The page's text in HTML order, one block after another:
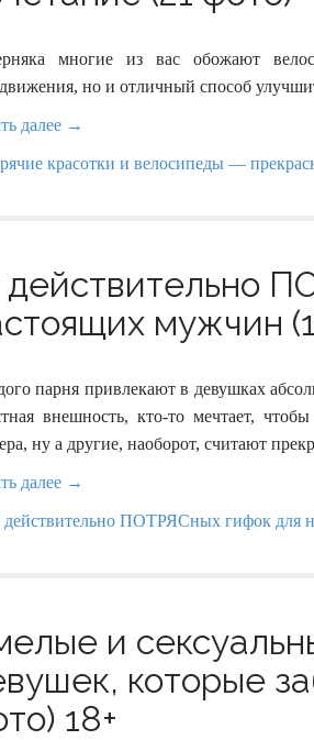
многие из вас обожают
но и отличный способ
далее →
действительно
мужчин
парня привлекают в девушках
внешность, кто-то мечтает,
ну а другие, наоборот, считают
далее →
и
которые
18+